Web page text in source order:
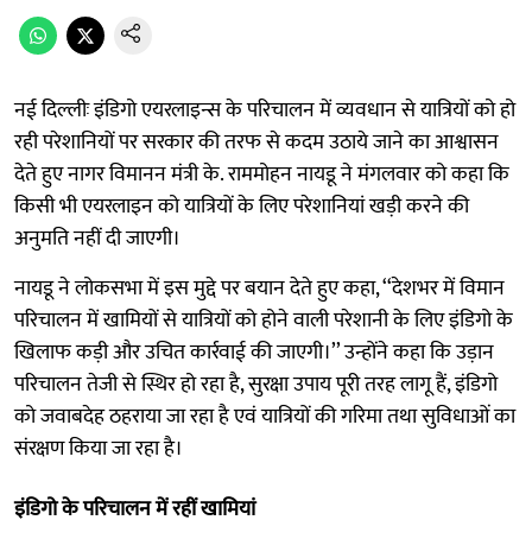
नई दिल्लीः इंडिगो एयरलाइन्स के परिचालन में व्यवधान से यात्रियों को हो
रही परेशानियों पर सरकार की तरफ से कदम उठाये जाने का आश्वासन
देते हुए नागर विमानन मंत्री के. राममोहन नायडू ने मंगलवार को कहा कि
किसी भी एयरलाइन को यात्रियों के लिए परेशानियां खड़ी करने की
अनुमति नहीं दी जाएगी।
नायडू ने लोकसभा में इस मुद्दे पर बयान देते हुए कहा, ‘‘देशभर में विमान
परिचालन में खामियों से यात्रियों को होने वाली परेशानी के लिए इंडिगो के
खिलाफ कड़ी और उचित कार्रवाई की जाएगी।’’ उन्होंने कहा कि उड़ान
परिचालन तेजी से स्थिर हो रहा है, सुरक्षा उपाय पूरी तरह लागू हैं, इंडिगो
को जवाबदेह ठहराया जा रहा है एवं यात्रियों की गरिमा तथा सुविधाओं का
संरक्षण किया जा रहा है।
इंडिगो के परिचालन में रहीं खामियां